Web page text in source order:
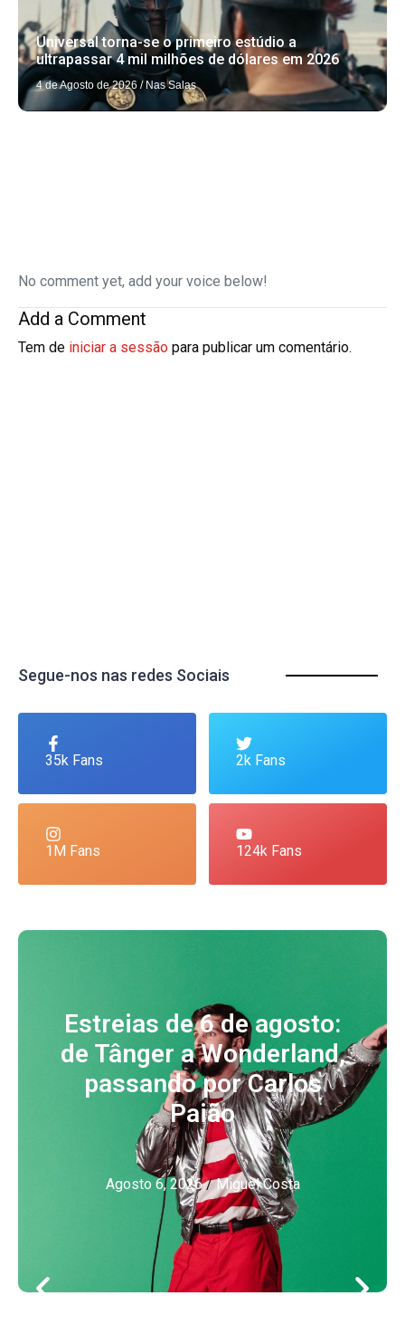
Universal torna-se o primeiro estúdio a
ultrapassar 4 mil milhões de dólares em 2026
4 de Agosto de 2026 / Nas Salas
No comment yet, add your voice below!
Add a Comment
Tem de iniciar a sessão para publicar um comentário.
Segue-nos nas redes Sociais
35k Fans 2k Fans
1M Fans 124k Fans
Estreias de 6 de agosto:
de Tânger a Wonderland,
passando por Carlos
Paião
Agosto 6, 2026 / Miguel Costa